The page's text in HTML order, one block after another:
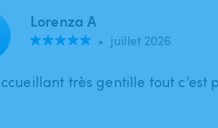
Lorenza A
• juillet 2026
très gentille tout c’est